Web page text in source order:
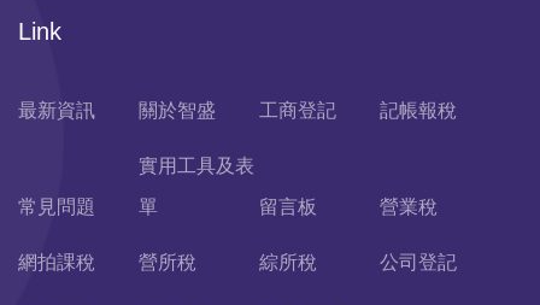
Link
最新資訊 關於智盛 工商登記 記帳報稅
常見問題
實用工具及表
單
留言板 營業稅
網拍課稅 營所稅 綜所稅 公司登記